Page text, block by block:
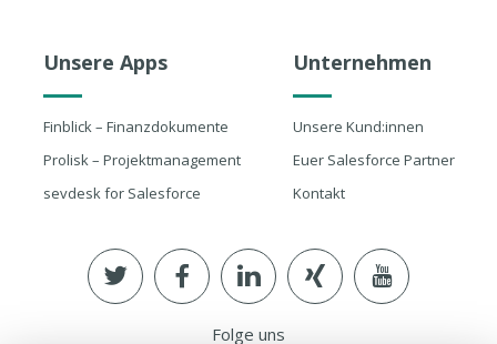
Unsere Apps
Finblick – Finanzdokumente
Prolisk – Projektmanagement
sevdesk for Salesforce
Unternehmen
Unsere Kund:innen
Euer Salesforce Partner
Kontakt
Folge uns